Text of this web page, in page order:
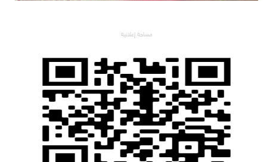
مساحة إعلانية